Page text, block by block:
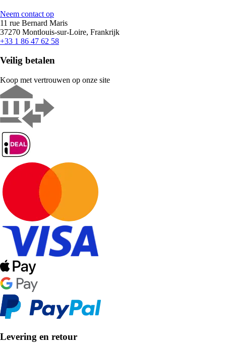
Neem contact op
11 rue Bernard Maris
37270 Montlouis-sur-Loire, Frankrijk
+33 1 86 47 62 58
Veilig betalen
Koop met vertrouwen op onze site
Levering en retour